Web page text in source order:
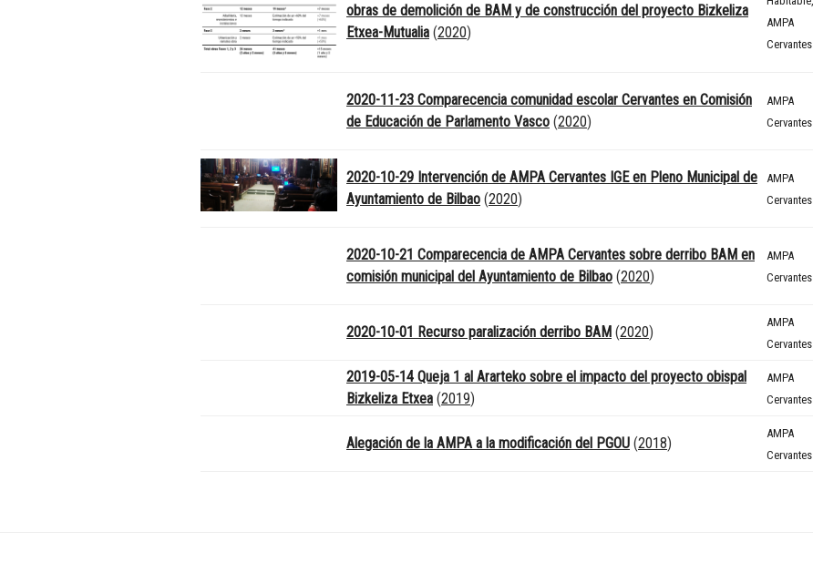
obras de demolición de BAM y de construcción del proyecto Bizkeliza
Etxea-Mutualia (2020)
AMPA
Cervantes
2020-11-23 Comparecencia comunidad escolar Cervantes en Comisión
de Educación de Parlamento Vasco (2020)
AMPA
Cervantes
2020-10-29 Intervención de AMPA Cervantes IGE en Pleno Municipal de
Ayuntamiento de Bilbao (2020)
AMPA
Cervantes
2020-10-21 Comparecencia de AMPA Cervantes sobre derribo BAM en
comisión municipal del Ayuntamiento de Bilbao (2020)
AMPA
Cervantes
2020-10-01 Recurso paralización derribo BAM (2020)
AMPA
Cervantes
2019-05-14 Queja 1 al Ararteko sobre el impacto del proyecto obispal
Bizkeliza Etxea (2019)
AMPA
Cervantes
Alegación de la AMPA a la modificación del PGOU (2018)
AMPA
Cervantes